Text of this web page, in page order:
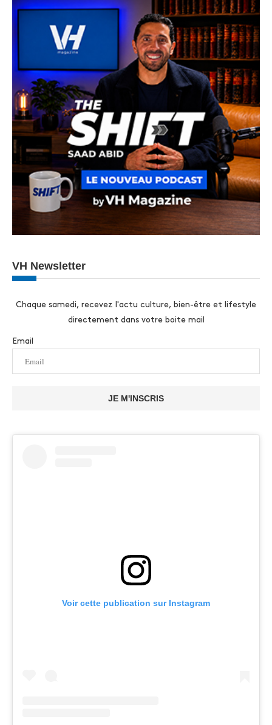
VH Newsletter
Chaque samedi, recevez l'actu culture, bien-être et lifestyle
directement dans votre boite mail
Email
JE M'INSCRIS
Voir cette publication sur Instagram